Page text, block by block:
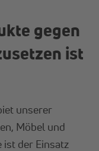
gegen
ist
unserer
Möbel und
ist der Einsatz